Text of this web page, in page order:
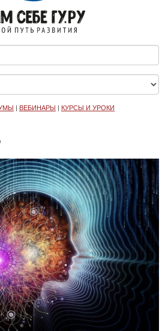
| ВЕБИНАРЫ | КУРСЫ И УРОКИ